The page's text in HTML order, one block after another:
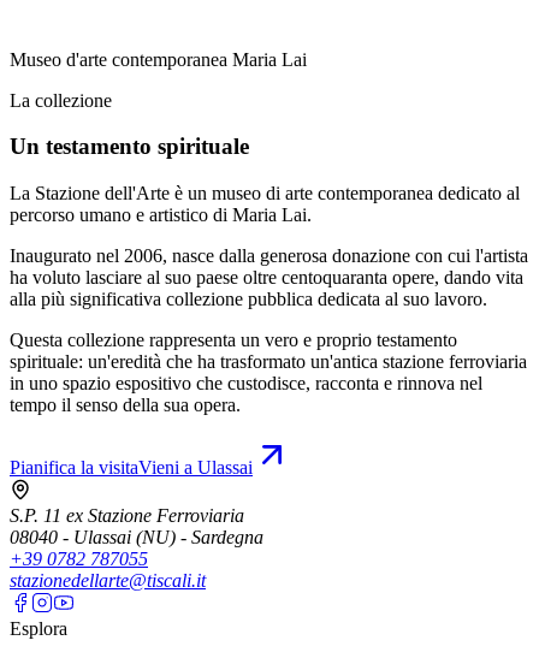
Museo d'arte contemporanea Maria Lai
La collezione
Un testamento spirituale
La Stazione dell'Arte è un museo di arte contemporanea dedicato al
percorso umano e artistico di Maria Lai.
Inaugurato nel 2006, nasce dalla generosa donazione con cui l'artista
ha voluto lasciare al suo paese oltre centoquaranta opere, dando vita
alla più significativa collezione pubblica dedicata al suo lavoro.
Questa collezione rappresenta un vero e proprio testamento
spirituale: un'eredità che ha trasformato un'antica stazione ferroviaria
in uno spazio espositivo che custodisce, racconta e rinnova nel
tempo il senso della sua opera.
Pianifica la visitaVieni a Ulassai
S.P. 11 ex Stazione Ferroviaria
08040 - Ulassai (NU) - Sardegna
+39 0782 787055
stazionedellarte@tiscali.it
Esplora